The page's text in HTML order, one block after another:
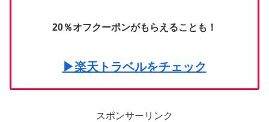
20％オフクーポンがもらえることも！
▶楽天トラベルをチェック
スポンサーリンク